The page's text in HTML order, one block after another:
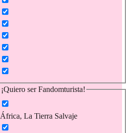
¡Quiero ser Fandomturista!
África, La Tierra Salvaje